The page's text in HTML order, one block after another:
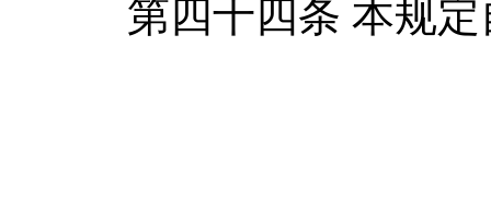
第四十四条 本规定